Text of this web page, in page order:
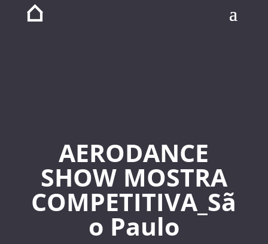
AERODANCE
SHOW MOSTRA
COMPETITIVA_Sã
o Paulo